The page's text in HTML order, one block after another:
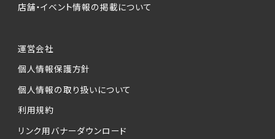
店舗・イベント情報の掲載について
運営会社
個人情報保護方針
個人情報の取り扱いについて
利用規約
リンク用バナーダウンロード